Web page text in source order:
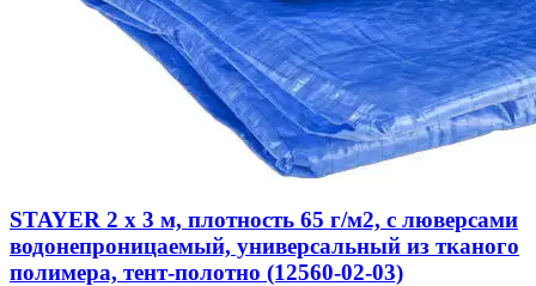
STAYER 2 х 3 м, плотность 65 г/м2, с люверсами
водонепроницаемый, универсальный из тканого
полимера, тент-полотно (12560-02-03)